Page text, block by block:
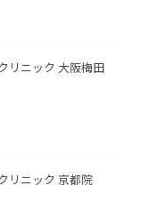
リニック 大阪梅田
リニック 京都院